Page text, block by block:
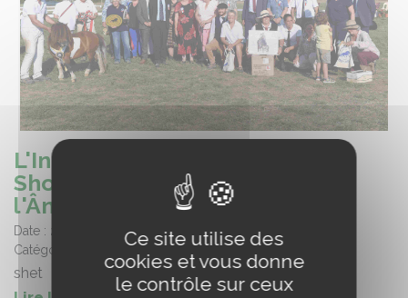
L'International Shetland Pony
Show au Pôle du Cheval et de
l'Âne
Date : 22/08/2025
Catégorie :
Evènements
shet
Ce site utilise des
cookies et vous donne
le contrôle sur ceux